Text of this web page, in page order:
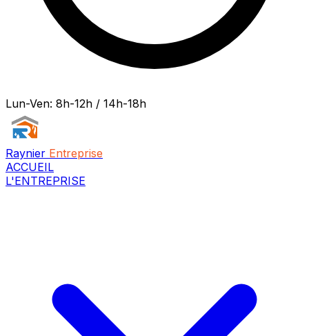
Lun-Ven: 8h-12h / 14h-18h
Raynier Entreprise
ACCUEIL
L'ENTREPRISE